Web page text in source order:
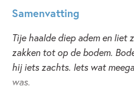
Samenvatting
Tije haalde diep adem en liet
zakken tot op de bodem.
hij iets zachts. Iets wat
was.